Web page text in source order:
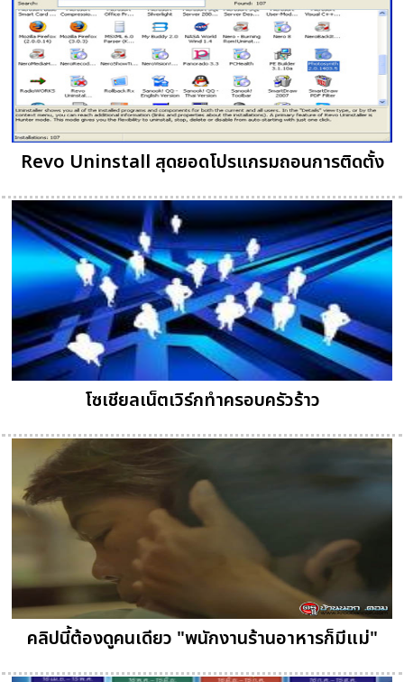
Revo Uninstall สุดยอดโปรแกรมถอนการติดตั้ง
โซเชียลเน็ตเวิร์กทำครอบครัวร้าว
คลิปนี้ต้องดูคนเดียว "พนักงานร้านอาหารก็มีแม่"